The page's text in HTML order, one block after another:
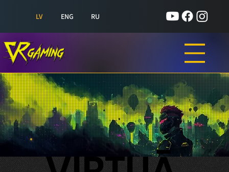
LV ENG RU